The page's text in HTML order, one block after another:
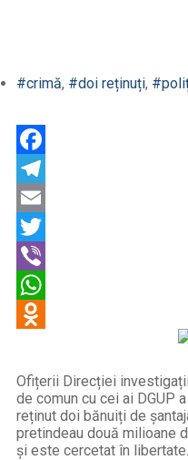
#crimă, #doi reținuți,
Ofițerii Direcției
de comun cu cei ai DGUP
reținut doi bănuiți de
pretindeau două milioane
și este cercetat în libertate.